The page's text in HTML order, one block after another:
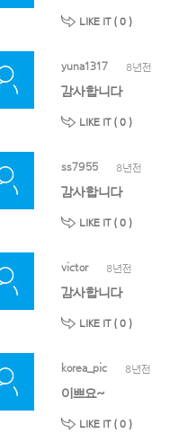
LIKE IT ( 0 )
yuna1317 8년전
감사합니다
LIKE IT ( 0 )
ss7955 8년전
감사합니다
LIKE IT ( 0 )
victor 8년전
감사합니다
LIKE IT ( 0 )
korea_pic 8년전
이쁘요~
LIKE IT ( 0 )